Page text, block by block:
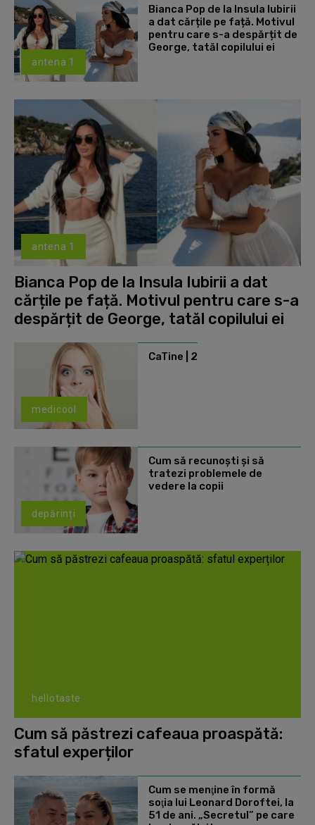
antena 1
Bianca Pop de la Insula Iubirii
a dat cărțile pe față. Motivul
pentru care s-a despărțit de
George, tatăl copilului ei
antena 1
Bianca Pop de la Insula Iubirii a dat
cărțile pe față. Motivul pentru care s-a
despărțit de George, tatăl copilului ei
medicool
CaTine | 2
depărinți
Cum să recunoști și să
tratezi problemele de
vedere la copii
hellotaste
Cum să păstrezi cafeaua proaspătă:
sfatul experților
Cum se menţine în formă
soţia lui Leonard Doroftei, la
51 de ani. „Secretul” pe care